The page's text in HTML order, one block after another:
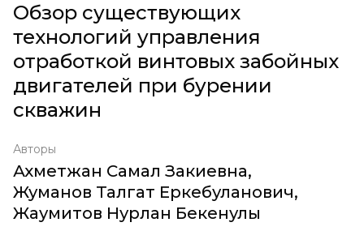
Обзор существующих
технологий управления
отработкой винтовых забойных
двигателей при бурении
скважин
Авторы
Ахметжан Самал Закиевна,
Жуманов Талгат Еркебуланович,
Жаумитов Нурлан Бекенулы